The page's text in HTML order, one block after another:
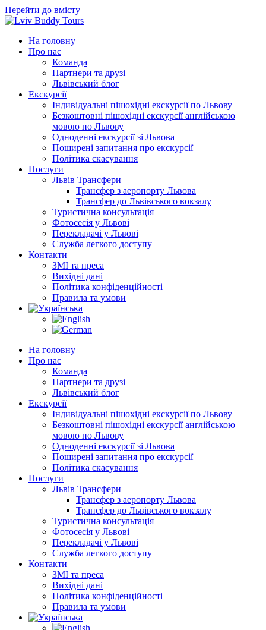
Перейти до вмісту
На головну
Про нас
Команда
Партнери та друзі
Львівський блог
Екскурсії
Індивідуальні пішохідні екскурсії по Львову
Безкоштовні пішохідні екскурсії англійською
мовою по Львову
Одноденні екскурсії зі Львова
Поширені запитання про екскурсії
Політика скасування
Послуги
Львів Трансфери
Трансфер з аеропорту Львова
Трансфер до Львівського вокзалу
Туристична консультація
Фотосесія у Львові
Перекладачі у Львові
Служба легкого доступу
Контакти
ЗМІ та преса
Вихідні дані
Політика конфіденційності
Правила та умови
На головну
Про нас
Команда
Партнери та друзі
Львівський блог
Екскурсії
Індивідуальні пішохідні екскурсії по Львову
Безкоштовні пішохідні екскурсії англійською
мовою по Львову
Одноденні екскурсії зі Львова
Поширені запитання про екскурсії
Політика скасування
Послуги
Львів Трансфери
Трансфер з аеропорту Львова
Трансфер до Львівського вокзалу
Туристична консультація
Фотосесія у Львові
Перекладачі у Львові
Служба легкого доступу
Контакти
ЗМІ та преса
Вихідні дані
Політика конфіденційності
Правила та умови